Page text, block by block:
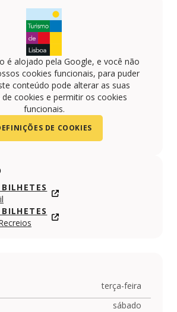
é alojado pela Google, e você não
cookies funcionais, para puder
conteúdo pode alterar as suas
cookies e permitir os cookies
funcionais.
DE COOKIES
terça-feira
sábado